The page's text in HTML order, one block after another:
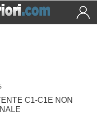
C1-C1E NON